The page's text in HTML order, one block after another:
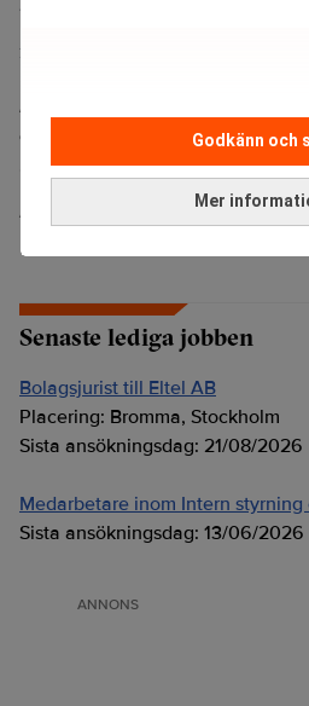
Mer
Godkänn och
budvärdet
från 1,5 miljarder kronor till 600
Läs mer från Realtid - vårt
är kostnadsfritt:
Anders Frick
Senaste lediga jobben
Bolagsjurist till Eltel AB
Placering: Bromma, Stockholm
Sista ansökningsdag: 21/08/2026
Medarbetare inom Intern
Sista ansökningsdag: 13/06/2026
ANNONS